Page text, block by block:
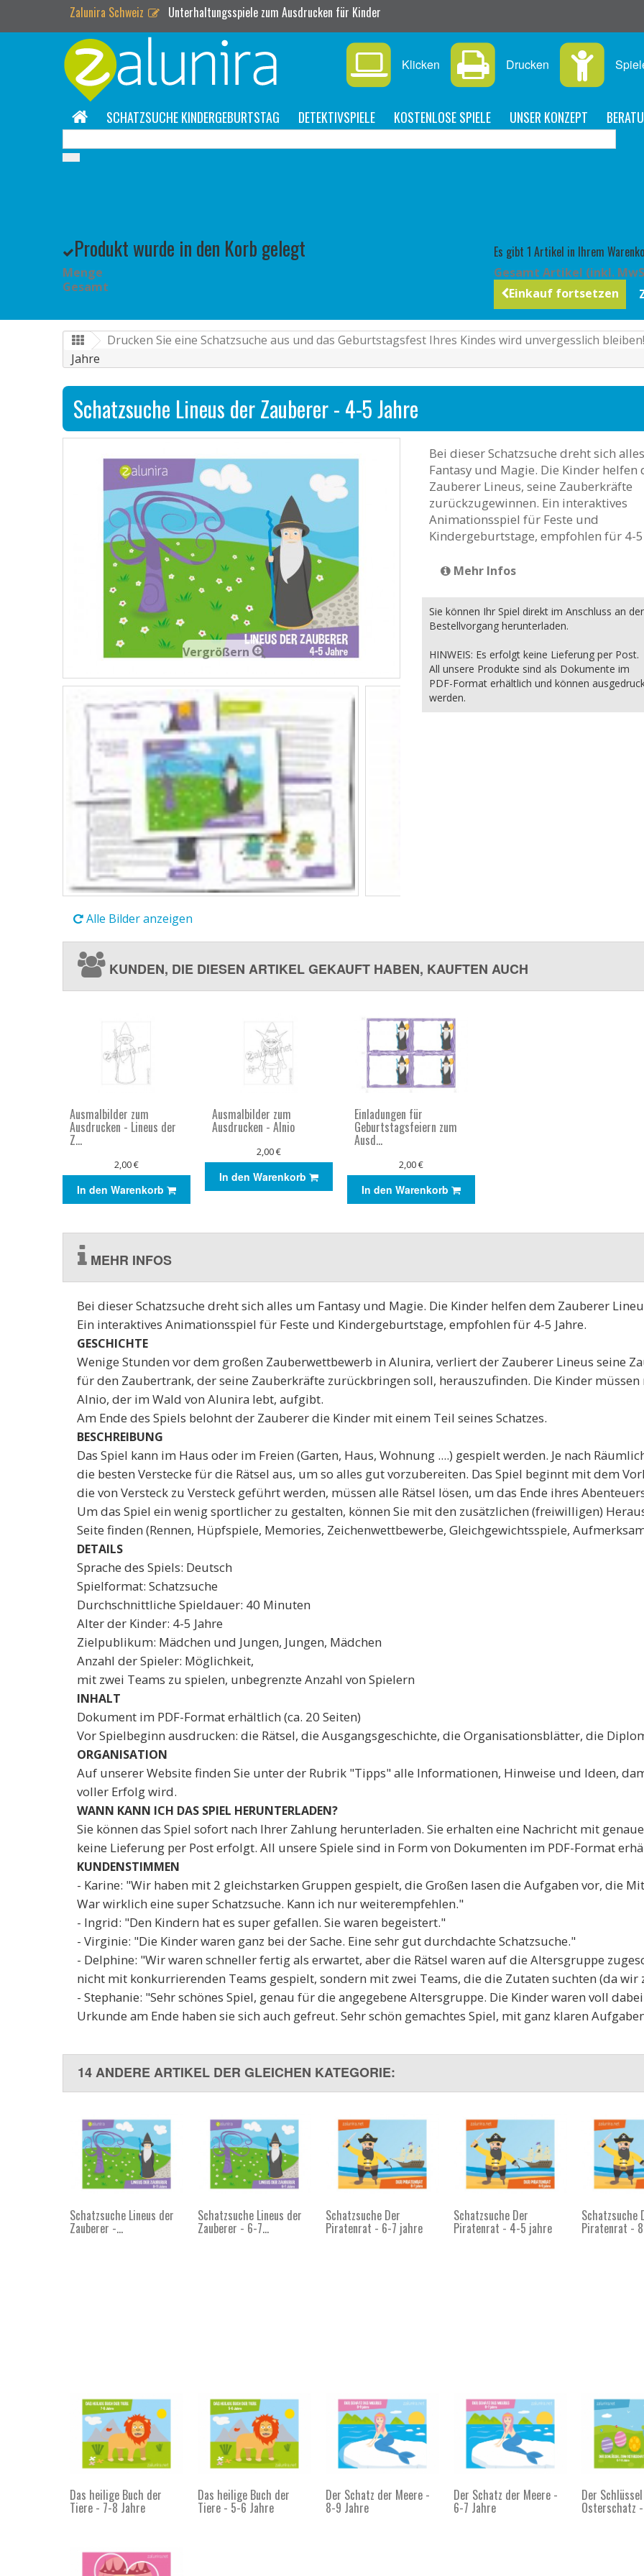
Zalunira Schweiz Unterhaltungsspiele zum Ausdrucken für Kinder
Klicken Drucken
SCHATZSUCHE KINDERGEBURTSTAG DETEKTIVSPIELE KOSTENLOSE SPIELE UNSER KONZEPT
Produkt wurde in den Korb gelegt
Menge
Gesamt
Es gibt 1 Artikel in Ihrem
Gesamt Artikel (inkl.
Einkauf fortsetzen
Drucken Sie eine Schatzsuche aus und das Geburtstagsfest Ihres Kindes wird unvergesslich bleiben!
Jahre
Schatzsuche Lineus der Zauberer - 4-5 Jahre
Vergrößern
Alle Bilder anzeigen
Bei dieser Schatzsuche dreht sich
Fantasy und Magie. Die Kinder helfen
Zauberer Lineus, seine Zauberkräfte
zurückzugewinnen. Ein interaktives
Animationsspiel für Feste und
Kindergeburtstage, empfohlen für 4-5
Mehr Infos
Sie können Ihr Spiel direkt im Anschluss an
Bestellvorgang herunterladen.
HINWEIS: Es erfolgt keine Lieferung per Post.
All unsere Produkte sind als Dokumente im
PDF-Format erhältlich und können
werden.
KUNDEN, DIE DIESEN ARTIKEL GEKAUFT HABEN, KAUFTEN AUCH
Ausmalbilder zum
Ausdrucken - Lineus der
Z...
2,00 €
In den Warenkorb
Ausmalbilder zum
Ausdrucken - Alnio
2,00 €
In den Warenkorb
Einladungen für
Geburtstagsfeiern zum
Ausd...
2,00 €
In den Warenkorb
MEHR INFOS
Bei dieser Schatzsuche dreht sich alles um Fantasy und Magie. Die Kinder helfen dem Zauberer
Ein interaktives Animationsspiel für Feste und Kindergeburtstage, empfohlen für 4-5 Jahre.
GESCHICHTE
Wenige Stunden vor dem großen Zauberwettbewerb in Alunira, verliert der Zauberer Lineus seine
für den Zaubertrank, der seine Zauberkräfte zurückbringen soll, herauszufinden. Die Kinder
Alnio, der im Wald von Alunira lebt, aufgibt.
Am Ende des Spiels belohnt der Zauberer die Kinder mit einem Teil seines Schatzes.
BESCHREIBUNG
Das Spiel kann im Haus oder im Freien (Garten, Haus, Wohnung ....) gespielt werden. Je nach
die besten Verstecke für die Rätsel aus, um so alles gut vorzubereiten. Das Spiel beginnt mit dem
die von Versteck zu Versteck geführt werden, müssen alle Rätsel lösen, um das Ende ihres
Um das Spiel ein wenig sportlicher zu gestalten, können Sie mit den zusätzlichen (freiwilligen)
Seite finden (Rennen, Hüpfspiele, Memories, Zeichenwettbewerbe, Gleichgewichtsspiele,
DETAILS
Sprache des Spiels: Deutsch
Spielformat: Schatzsuche
Durchschnittliche Spieldauer: 40 Minuten
Alter der Kinder: 4-5 Jahre
Zielpublikum: Mädchen und Jungen, Jungen, Mädchen
Anzahl der Spieler: Möglichkeit,
mit zwei Teams zu spielen, unbegrenzte Anzahl von Spielern
INHALT
Dokument im PDF-Format erhältlich (ca. 20 Seiten)
Vor Spielbeginn ausdrucken: die Rätsel, die Ausgangsgeschichte, die Organisationsblätter, die
ORGANISATION
Auf unserer Website finden Sie unter der Rubrik "Tipps" alle Informationen, Hinweise und Ideen,
voller Erfolg wird.
WANN KANN ICH DAS SPIEL HERUNTERLADEN?
Sie können das Spiel sofort nach Ihrer Zahlung herunterladen. Sie erhalten eine Nachricht mit
keine Lieferung per Post erfolgt. All unsere Spiele sind in Form von Dokumenten im PDF-Format
KUNDENSTIMMEN
- Karine: "Wir haben mit 2 gleichstarken Gruppen gespielt, die Großen lasen die Aufgaben vor, die
War wirklich eine super Schatzsuche. Kann ich nur weiterempfehlen."
- Ingrid: "Den Kindern hat es super gefallen. Sie waren begeistert."
- Virginie: "Die Kinder waren ganz bei der Sache. Eine sehr gut durchdachte Schatzsuche."
- Delphine: "Wir waren schneller fertig als erwartet, aber die Rätsel waren auf die Altersgruppe
nicht mit konkurrierenden Teams gespielt, sondern mit zwei Teams, die die Zutaten suchten (da
- Stephanie: "Sehr schönes Spiel, genau für die angegebene Altersgruppe. Die Kinder waren voll
Urkunde am Ende haben sie sich auch gefreut. Sehr schön gemachtes Spiel, mit ganz klaren
14 ANDERE ARTIKEL DER GLEICHEN KATEGORIE:
Schatzsuche Lineus der
Zauberer -...
Schatzsuche Lineus der
Zauberer - 6-7...
Schatzsuche Der
Piratenrat - 6-7 jahre
Schatzsuche Der
Piratenrat - 4-5 jahre
Schatzsuche
Piratenrat -
Das heilige Buch der
Tiere - 7-8 Jahre
Das heilige Buch der
Tiere - 5-6 Jahre
Der Schatz der Meere -
8-9 Jahre
Der Schatz der Meere -
6-7 Jahre
Der
Osterschatz